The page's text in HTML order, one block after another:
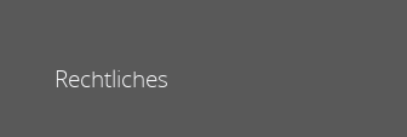
Rechtliches